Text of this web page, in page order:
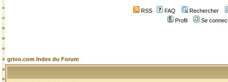
RSS FAQ
Rechercher
Profil
Se
grioo.com Index du Forum